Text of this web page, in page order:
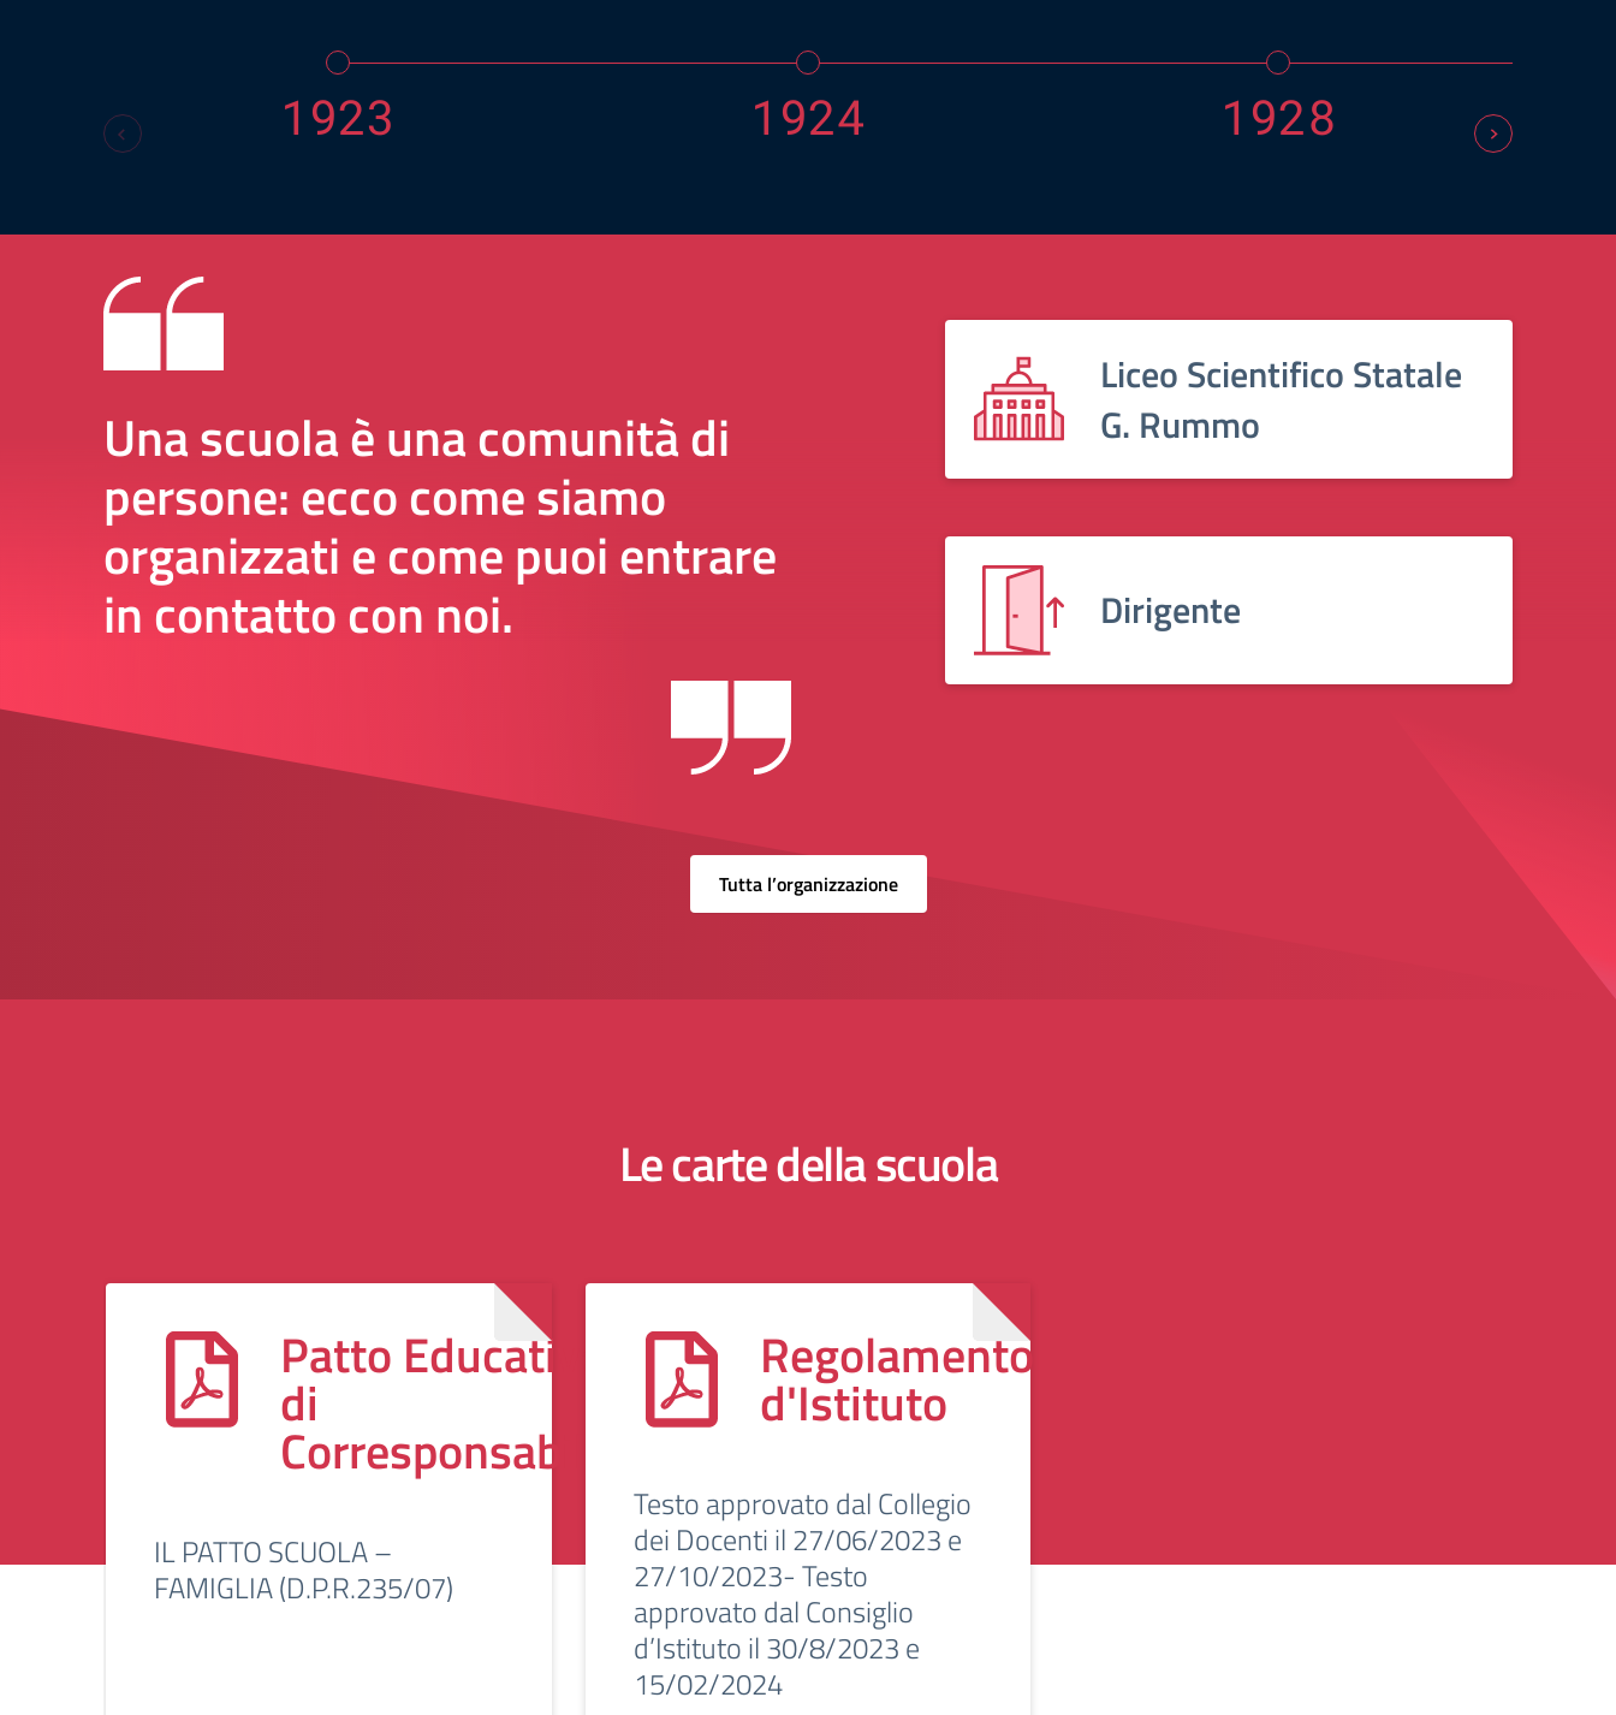
1923 1924 1928
Una scuola è una comunità di
persone: ecco come siamo
organizzati e come puoi entrare
in contatto con noi.
Liceo Scientifico Statale
G. Rummo
Dirigente
Tutta l’organizzazione
Le carte della scuola
Patto Educativo
di
Corresponsabilità
IL PATTO SCUOLA –
FAMIGLIA (D.P.R.235/07)
Regolamento
d'Istituto
Testo approvato dal Collegio
dei Docenti il 27/06/2023 e
27/10/2023- Testo
approvato dal Consiglio
d’Istituto il 30/8/2023 e
15/02/2024